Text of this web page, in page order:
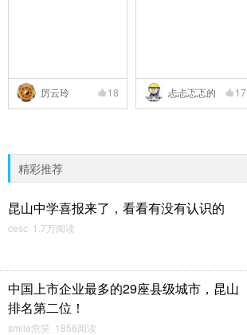
厉云玲 18 忐忐忑忑的 17
精彩推荐
昆山中学喜报来了，看看有没有认识的
cesc 1.7万阅读
中国上市企业最多的29座县级城市，昆山
排名第二位！
smile危笑 1856阅读